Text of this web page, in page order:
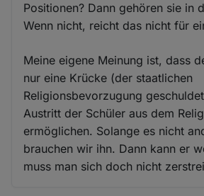
Positionen? Dann gehören sie in
Wenn nicht, reicht das nicht für
Meine eigene Meinung ist, dass
nur eine Krücke (der staatlichen
Religionsbevorzugung
Austritt der Schüler aus dem
ermöglichen. Solange es nicht
brauchen wir ihn. Dann kann er
muss man sich doch nicht